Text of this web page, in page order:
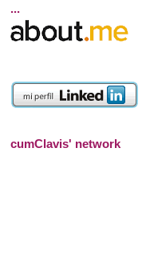
...
cumClavis' network